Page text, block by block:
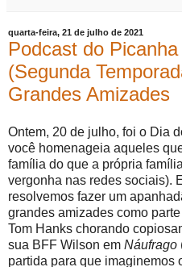
quarta-feira, 21 de julho de 2021
Podcast do
(Segunda
Grandes Amizades
Ontem, 20 de julho, foi o Dia
você homenageia aqueles
família do que a própria
vergonha nas redes sociais).
resolvemos fazer um
grandes amizades como
Tom Hanks chorando
sua BFF Wilson em Náufrago
partida para que imaginemos